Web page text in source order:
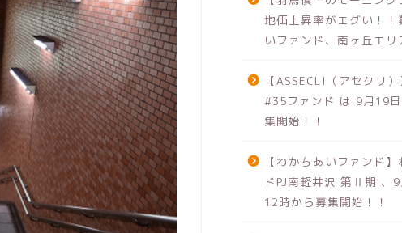
地価上昇率がエグい！！
いファンド、南ヶ丘エリ
【ASSECLI（アセクリ
#35ファンド は 9月19
集開始！！
【わかちあいファンド
ドPJ南軽井沢 第Ⅱ期 、
12時から募集開始！！